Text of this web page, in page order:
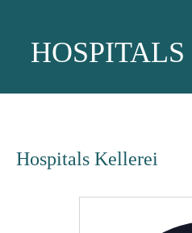
Hospitals Kellerei